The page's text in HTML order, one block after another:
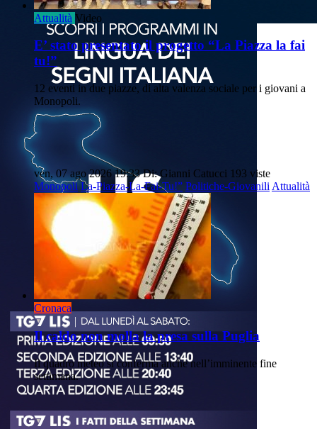
Attualità Video
E’ stato presentato il progetto “La Piazza la fai
tu!”
12 eventi in due piazze, di alta valenza sociale per i giovani a
Monopoli.
ven, 07 ago 2026 19:33 Di: Gianni Catucci 193 viste
Monopoli La-Piazza-La-Fai-Tu!” Politiche-Giovanili Attualità
Cronaca
Il caldo non molla la presa sulla Puglia
Il quadro meteo si conferma anche nell’imminente fine
settimana.